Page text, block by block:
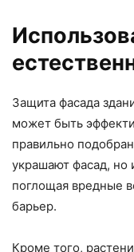
Защита фасада
может быть
правильно
украшают фасад,
поглощая вредные
барьер.
Кроме того,